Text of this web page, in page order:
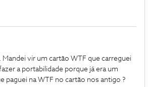
vir um cartão WTF que carreguei
a portabilidade porque já era um
paguei na WTF no cartão nos antigo ?